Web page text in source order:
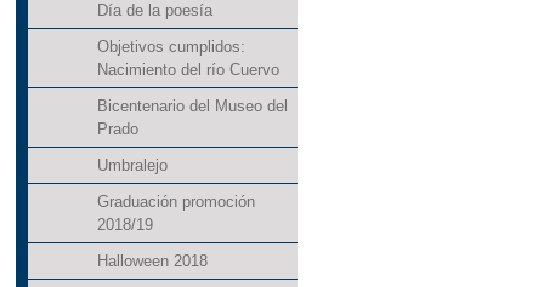
Día de la poesía
Objetivos cumplidos:
Nacimiento del río Cuervo
Bicentenario del Museo del
Prado
Umbralejo
Graduación promoción
2018/19
Halloween 2018